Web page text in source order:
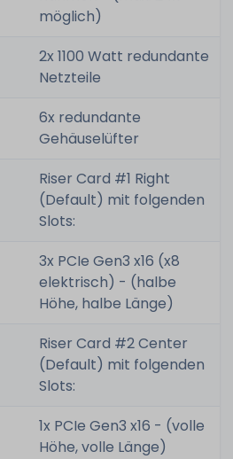
möglich)
2x 1100 Watt redundante
Netzteile
6x redundante
Gehäuselüfter
Riser Card #1 Right
(Default) mit folgenden
Slots:
3x PCIe Gen3 x16 (x8
elektrisch) - (halbe
Höhe, halbe Länge)
Riser Card #2 Center
(Default) mit folgenden
Slots:
1x PCIe Gen3 x16 - (volle
Höhe, volle Länge)